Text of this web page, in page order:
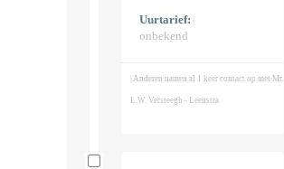
Uurtarief:
onbekend
| Anderen namen al 1 keer contact op met Mr.
L.W. Versteegh - Leenstra